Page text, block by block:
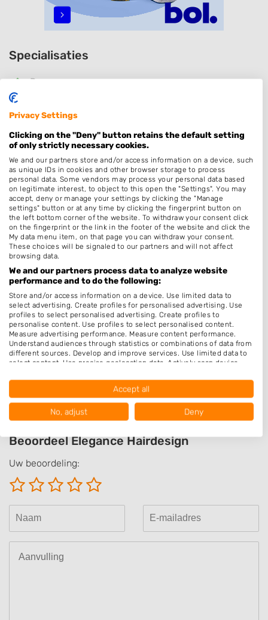
Specialisaties
Dames
Kinderkapper
Barber
Kleuren
Hairextensions
Keratine behandeling
Bruidskapsel
Thuiskapper
Zonder Afspraak
Epileren
Make-up & Visagie
Schoonheidssalon
Pruiken
Permanenten
Openingstijden
Op afspraak
Beoordeel Elegance Hairdesign
Uw beoordeling:
Privacy Settings
Clicking on the "Deny" button retains the default setting
of only strictly necessary cookies.
We and our partners store and/or access information on a device, such
as unique IDs in cookies and other browser storage to process
personal data. Some vendors may process your personal data based
on legitimate interest, to object to this open the "Settings". You may
accept, deny or manage your settings by clicking the "Manage
settings" button or at any time by clicking the fingerprint button on
the left bottom corner of the website. To withdraw your consent click
on the fingerprint or the link in the footer of the website and click the
My data menu item, on that page you can withdraw your consent.
These choices will be signaled to our partners and will not affect
browsing data.
We and our partners process data to analyze website
performance and to do the following:
Store and/or access information on a device. Use limited data to
select advertising. Create profiles for personalised advertising. Use
profiles to select personalised advertising. Create profiles to
personalise content. Use profiles to select personalised content.
Measure advertising performance. Measure content performance.
Understand audiences through statistics or combinations of data from
different sources. Develop and improve services. Use limited data to
select content. Use precise geolocation data. Actively scan device
Data may be shared outside of the European Union and send to the
Your consent and the cookie policy applies solely to this website/app.
View Partner List (1016 IAB Vendors)
We use your data for the following purposes:
IAB processing purposes:
Store and/or access information on a device
Use limited data to select advertising
Create profiles for personalised advertising
Use profiles to select personalised
advertising
Accept all
No, adjust Deny